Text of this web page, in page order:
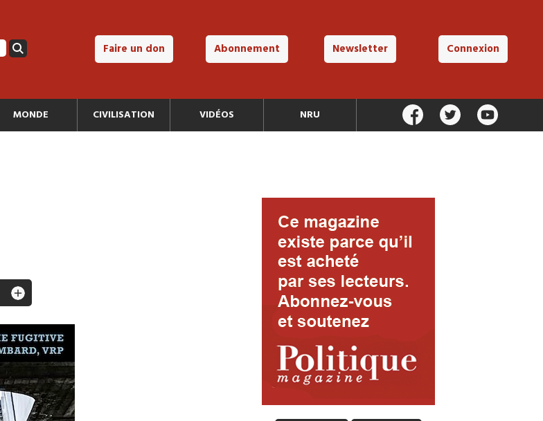
Faire un don Abonnement Newsletter Connexion
MONDE CIVILISATION VIDÉOS NRU